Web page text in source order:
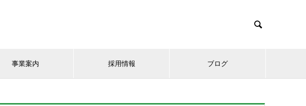

事業案内 採用情報 ブログ